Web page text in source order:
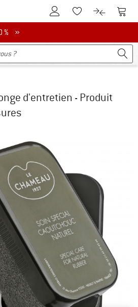
Vers le compte client
Vers la liste
Vers le
% »
d'entretien - Produit